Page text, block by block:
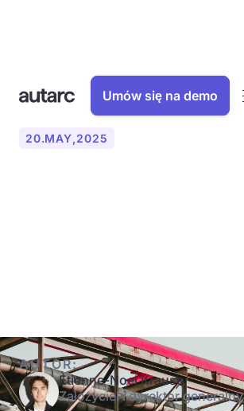
Umów się na demo
20.MAY,2025
AUTOR:
Etienne-Noel Krause
Założyciel i dyrektor generalny